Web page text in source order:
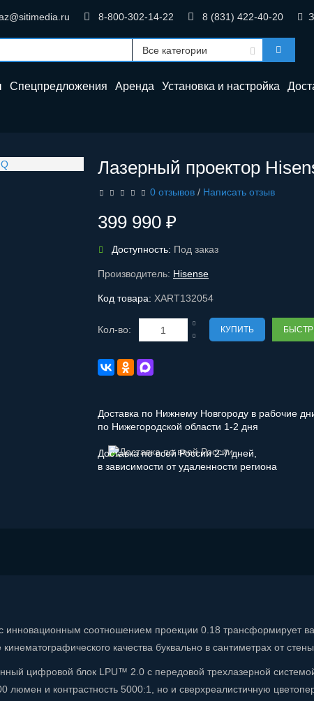
8 (831) 422-40-20
8-800-302-14-22
Спецпредложения Аренда Установка и настройка
Лазерный проектор
0 отзывов/ Написать отзыв
399 990 ₽
Доступность: Под заказ
Производитель: Hisense
Код товара: XART132054
Кол-во: КУПИТЬ
Доставка по Нижнему Новгороду в рабочие
по Нижегородской области 1-2 дня
Доставка по всей России 2-7 дней,
в зависимости от удаленности региона
инновационным соотношением проекции 0.18 трансформирует
качества буквально в сантиметрах от
цифровой блок LPU™ 2.0 с передовой трехлазерной
люмен и контрастность 5000:1, но и сверхреалистичную